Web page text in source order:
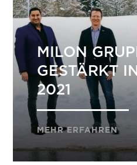
MILON
GESTÄRKT
2021
MEHR ERFAHREN